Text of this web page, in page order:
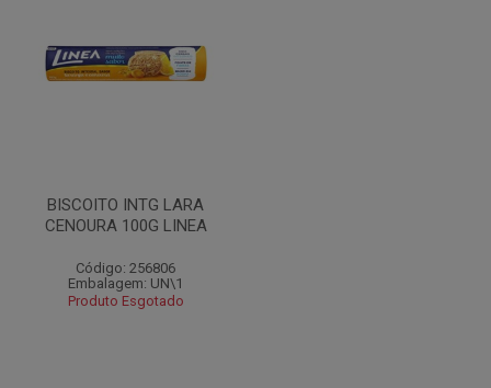
BISCOITO INTG LARA
CENOURA 100G LINEA
Código: 256806
Embalagem: UN\1
Produto Esgotado